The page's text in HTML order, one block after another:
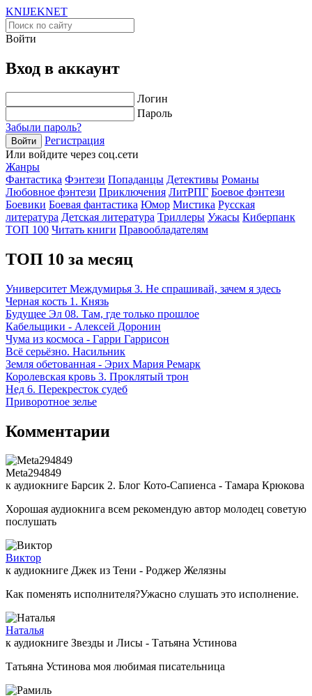
KNIJEKNET
Войти
Вход в аккаунт
Логин
Пароль
Забыли пароль?
Войти
Регистрация
Или войдите через соц.сети
Жанры
Фантастика Фэнтези Попаданцы Детективы Романы
Любовное фэнтези Приключения ЛитРПГ Боевое фэнтези
Боевики Боевая фантастика Юмор Мистика Русская
литература Детская литература Триллеры Ужасы Киберпанк
ТОП 100 Читать книги Правообладателям
ТОП 10 за месяц
Университет Междумирья 3. Не спрашивай, зачем я здесь
Черная кость 1. Князь
Будущее Эл 08. Там, где только прошлое
Кабельщики - Алексей Доронин
Чума из космоса - Гарри Гаррисон
Всё серьёзно. Насильник
Земля обетованная - Эрих Мария Ремарк
Королевская кровь 3. Проклятый трон
Нед 6. Перекресток судеб
Приворотное зелье
Комментарии
Meta294849
к аудиокниге Барсик 2. Блог Кото-Сапиенса - Тамара Крюкова
Хорошая аудиокнига всем рекомендую автор молодец советую
послушать
Виктор
к аудиокниге Джек из Тени - Роджер Желязны
Как поменять исполнителя?Ужасно слушать это исполнение.
Наталья
к аудиокниге Звезды и Лисы - Татьяна Устинова
Татьяна Устинова моя любимая писательница